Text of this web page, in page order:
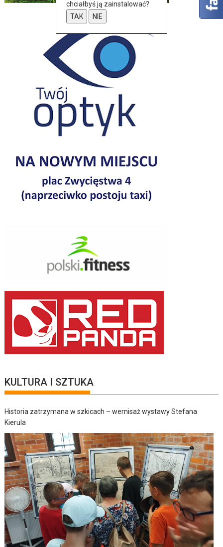
KULTURA I SZTUKA
Historia zatrzymana w szkicach – wernisaż wystawy Stefana
Kierula
chciałbyś ją zainstalować?
TAK
NIE